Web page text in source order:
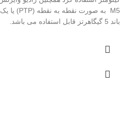
باند 5 گیگاهرتز قابل استفاده می باشد.